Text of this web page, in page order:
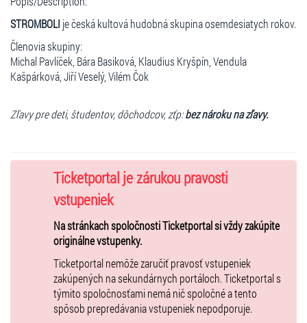
STROMBOLI je česká kultová hudobná skupina osemdesiatych rokov.
Členovia skupiny:
Michal Pavlíček, Bára Basiková, Klaudius Kryšpín, Vendula
Kašpárková, Jiří Veselý, Vilém Čok
Zľavy pre deti, študentov, dôchodcov, zťp:bez nároku na zľavy.
Ticketportal je zárukou pravosti
vstupeniek
Na stránkach spoločnosti Ticketportal si vždy zakúpite
originálne vstupenky.
Ticketportal nemôže zaručiť pravosť vstupeniek
zakúpených na sekundárnych portáloch. Ticketportal s
týmito spoločnosťami nemá nič spoločné a tento
spôsob prepredávania vstupeniek nepodporuje.